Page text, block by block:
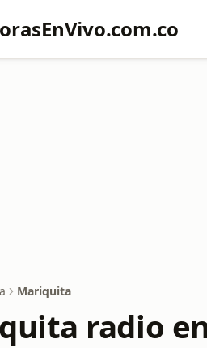
Mariquita
radio